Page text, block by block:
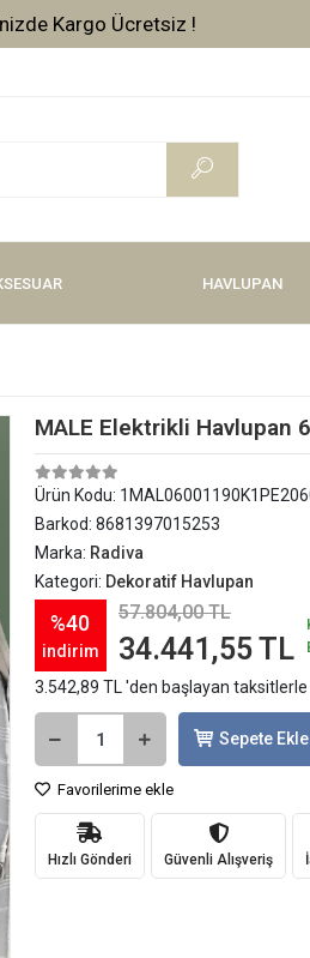
Vade Farksız 3 Taksit !
HAVLUPAN
MALE Elektrikli Havlupan
Ürün Kodu:
Barkod: 8681397015253
Marka: Radiva
Kategori: Dekoratif Havlupan
%40
indirim
57.804,00 TL
34.441,55 TL
3.542,89 TL 'den başlayan taksitlerle
Sepete Ekle
Favorilerime ekle
Hızlı Gönderi Güvenli Alışveriş